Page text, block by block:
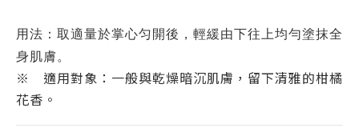
用法：取適量於掌心匀開後，輕緩由下往上均勻塗抹全
身肌膚。
※ 適用對象：一般與乾燥暗沉肌膚，留下清雅的柑橘
花香。